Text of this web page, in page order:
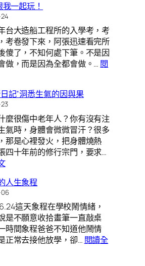
；
道」
、
一起玩！
台大造船工程所的入學考，考
考卷發下來，阿張迅速看完所
傻了，不知何處下筆。不是因
做，而是因為全都會做。… 閱
！
記”洞悉生氣的因與果
麼很傷中老年人？你有沒有注
氣時，身體會微微冒汗？很多
那是心裡發火，把身體燒熱
四十年前的修行宗門，要求…
:
“修
行
日
記”
洞
悉
人生象程
這天象程在學校鬧情緒，
是不願意收拾畫筆一直敲桌
時間象程爸爸不知道他鬧情
正常去接他放學，卻… 閱讀全